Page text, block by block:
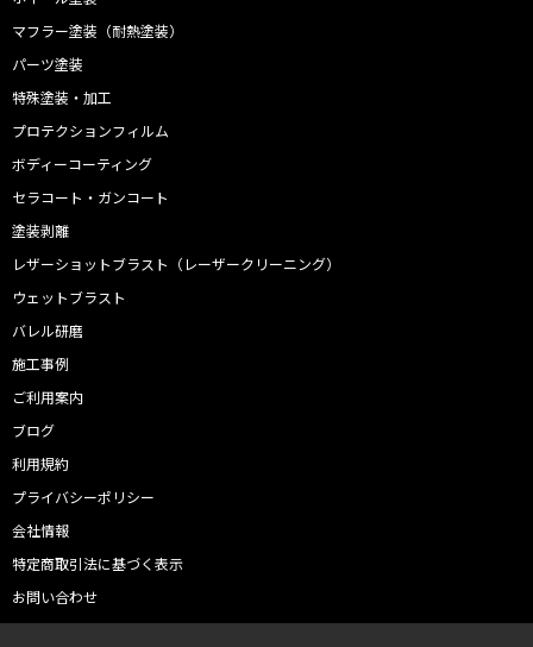
マフラー塗装（耐熱塗装）
パーツ塗装
特殊塗装・加工
プロテクションフィルム
ボディーコーティング
セラコート・ガンコート
塗装剥離
レザーショットブラスト（レーザークリーニング）
ウェットブラスト
バレル研磨
施工事例
ご利用案内
ブログ
利用規約
プライバシーポリシー
会社情報
特定商取引法に基づく表示
お問い合わせ